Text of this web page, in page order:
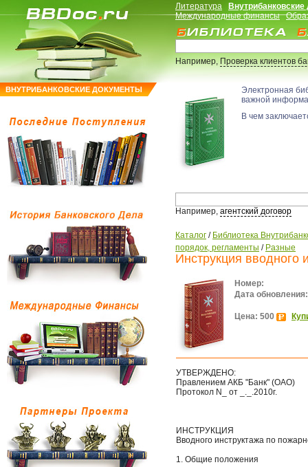
ВНУТРИБАНКОВСКИЕ ДОКУМЕНТЫ
Литература
Международные финансы
Например,Проверка клиентов
Электронная
важной
В чем
Например, агентский договор
Каталог / Библиотека
порядок, регламенты / Разные
Инструкция вводного
Номер:
Дата обновления:
Цена: 500
УТВЕРЖДЕНО:
Правлением АКБ "Банк" (ОАО)
Протокол N_ от _._.2010г.
ИНСТРУКЦИЯ
Вводного инструктажа по
1. Общие положения